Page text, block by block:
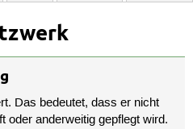
Das bedeutet, dass er nicht
oder anderweitig gepflegt wird.